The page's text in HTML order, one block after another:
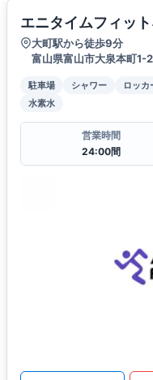
エニタイムフィッ
大町駅から徒歩9分
富山県富山市大泉本町1-
駐車場 シャワー ロッカ
水素水
営業時間
24:00間